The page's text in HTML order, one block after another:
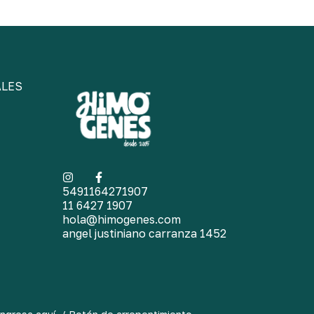
5491164271907
11 6427 1907
hola@himogenes.com
angel justiniano carranza 1452